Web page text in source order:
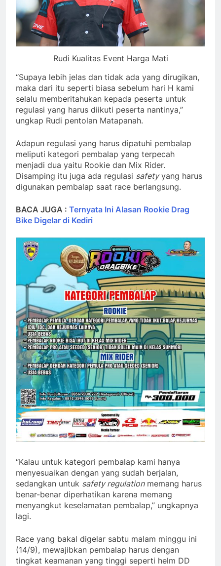
Rudi Kualitas Event Harga Mati
“Supaya lebih jelas dan tidak ada yang dirugikan,
maka dari itu seperti biasa sebelum hari H kami
selalu memberitahukan kepada peserta untuk
regulasi yang harus diikuti peserta nantinya,”
ungkap Rudi pentolan Matapanah.
Adapun regulasi yang harus dipatuhi pembalap
meliputi kategori pembalap yang terpecah
menjadi dua yaitu Rookie dan Mix Rider.
Disamping itu juga ada regulasi safetyyang harus
digunakan pembalap saat race berlangsung.
BACA JUGA : Ternyata Ini Alasan Rookie Drag
Bike Digelar di Kediri
“Kalau untuk kategori pembalap kami hanya
menyesuaikan dengan yang sudah berjalan,
sedangkan untuk safety regulationmemang harus
benar-benar diperhatikan karena memang
menyangkut keselamatan pembalap,” ungkapnya
lagi.
Race yang bakal digelar sabtu malam minggu ini
(14/9), mewajibkan pembalap harus dengan
tingkat keamanan yang tinggi seperti helm DD